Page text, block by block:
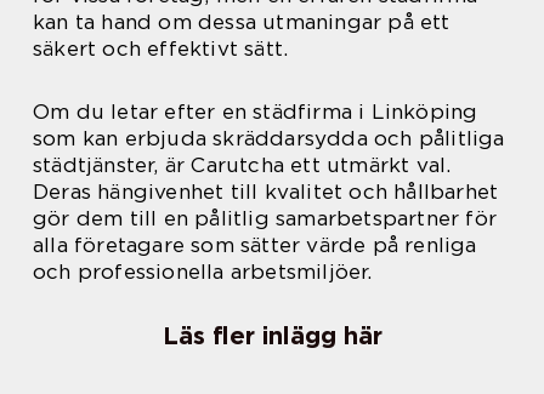
kan ta hand om dessa utmaningar på ett
säkert och effektivt sätt.
Om du letar efter en städfirma i Linköping
som kan erbjuda skräddarsydda och pålitliga
städtjänster, är Carutcha ett utmärkt val.
Deras hängivenhet till kvalitet och hållbarhet
gör dem till en pålitlig samarbetspartner för
alla företagare som sätter värde på renliga
och professionella arbetsmiljöer.
Läs fler inlägg här